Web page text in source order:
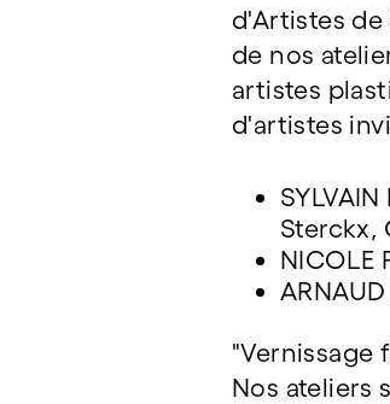
d'Artistes de
de nos
artistes
d'artistes
Sterckx,
NICOLE
"Vernissage
Nos ateliers